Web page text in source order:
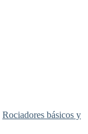
Rociadores básicos y